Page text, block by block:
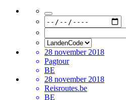
28 november 2018
Pagtour
BE
28 november 2018
Reisroutes.be
BE